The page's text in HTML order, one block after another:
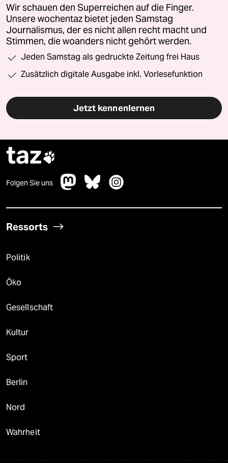
Wir schauen den Superreichen auf die Finger.
Unsere wochentaz bietet jeden Samstag
Journalismus, der es nicht allen recht macht und
Stimmen, die woanders nicht gehört werden.
Jeden Samstag als gedruckte Zeitung frei Haus
Zusätzlich digitale Ausgabe inkl. Vorlesefunktion
Jetzt kennenlernen
taz
Folgen Sie uns
Ressorts
Politik
Öko
Gesellschaft
Kultur
Sport
Berlin
Nord
Wahrheit